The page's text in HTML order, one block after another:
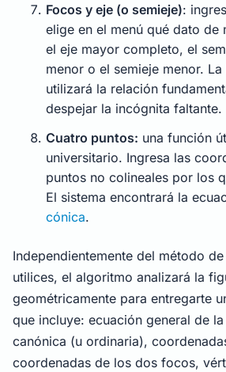
Focos y eje (o semieje):
elige en el menú qué dato de
el eje mayor completo, el
menor o el semieje menor. La
utilizará la relación
despejar la incógnita faltante.
Cuatro puntos: una función
universitario. Ingresa las
puntos no colineales por los
El sistema encontrará la
cónica.
Independientemente del método
utilices, el algoritmo analizará la
geométricamente para entregarte
que incluye: ecuación general de
canónica (u ordinaria),
coordenadas de los dos focos,